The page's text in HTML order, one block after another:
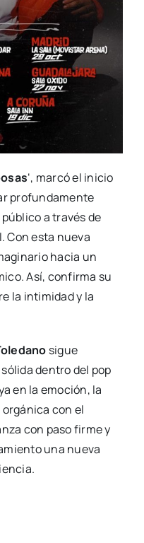
‘, marcó el inicio
profundamente
a través de
Con esta nueva
hacia un
Así, confirma su
la intimidad y la
sigue
dentro del pop
en la emoción, la
con el
con paso firme y
una nueva